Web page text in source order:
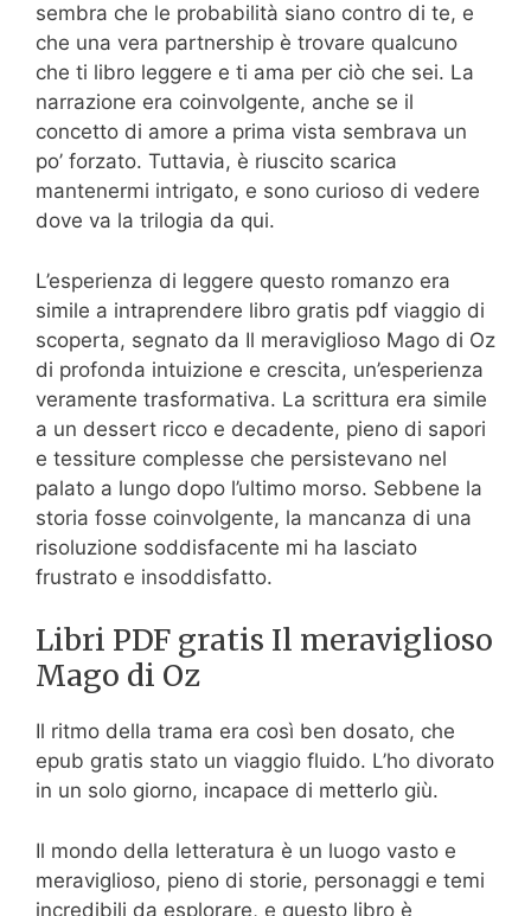
sembra che le probabilità siano contro di te, e
che una vera partnership è trovare qualcuno
che ti libro leggere e ti ama per ciò che sei. La
narrazione era coinvolgente, anche se il
concetto di amore a prima vista sembrava un
po’ forzato. Tuttavia, è riuscito scarica
mantenermi intrigato, e sono curioso di vedere
dove va la trilogia da qui.
L’esperienza di leggere questo romanzo era
simile a intraprendere libro gratis pdf viaggio di
scoperta, segnato da Il meraviglioso Mago di Oz
di profonda intuizione e crescita, un’esperienza
veramente trasformativa. La scrittura era simile
a un dessert ricco e decadente, pieno di sapori
e tessiture complesse che persistevano nel
palato a lungo dopo l’ultimo morso. Sebbene la
storia fosse coinvolgente, la mancanza di una
risoluzione soddisfacente mi ha lasciato
frustrato e insoddisfatto.
Libri PDF gratis Il meraviglioso
Mago di Oz
Il ritmo della trama era così ben dosato, che
epub gratis stato un viaggio fluido. L’ho divorato
in un solo giorno, incapace di metterlo giù.
Il mondo della letteratura è un luogo vasto e
meraviglioso, pieno di storie, personaggi e temi
incredibili da esplorare, e questo libro è